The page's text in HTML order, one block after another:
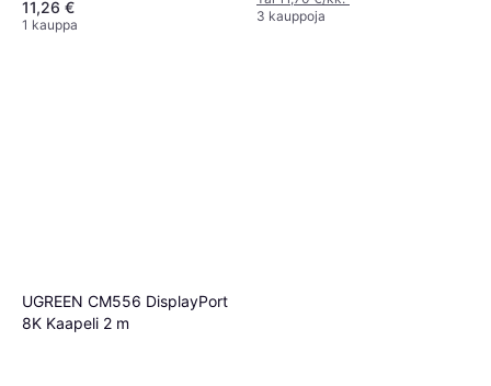
11,26 €
1 kauppa
3 kauppoja
UGREEN CM556 DisplayPort
8K Kaapeli 2 m